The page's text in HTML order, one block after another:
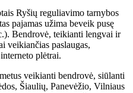
Ryšių reguliavimo tarnybos
pajamas užima beveik pusę
Bendrovė, teikianti lengvai ir
veikiančias paslaugas,
plėtrai.
veikianti bendrovė, siūlanti
Šiaulių, Panevėžio, Vilniaus